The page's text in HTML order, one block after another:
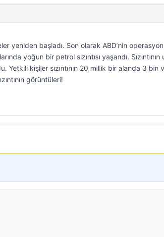
yeniden başladı. Son olarak ABD’nin
yoğun bir petrol sızıntısı yaşandı. Sızıntının
Yetkili kişiler sızıntının 20 millik bir alanda 3 bin
görüntüleri!